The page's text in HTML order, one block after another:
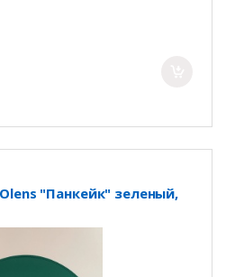
"Панкейк" зеленый,